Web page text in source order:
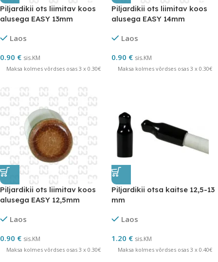
Piljardikii ots liimitav koos
alusega EASY 13mm
Laos
0.90 € sis.KM
Maksa kolmes võrdses osas 3 x 0.30€
Piljardikii ots liimitav koos
alusega EASY 14mm
Laos
0.90 € sis.KM
Maksa kolmes võrdses osas 3 x 0.30€
Piljardikii ots liimitav koos
alusega EASY 12,5mm
Laos
0.90 € sis.KM
Maksa kolmes võrdses osas 3 x 0.30€
Piljardikii otsa kaitse 12,5-13
mm
Laos
1.20 € sis.KM
Maksa kolmes võrdses osas 3 x 0.40€